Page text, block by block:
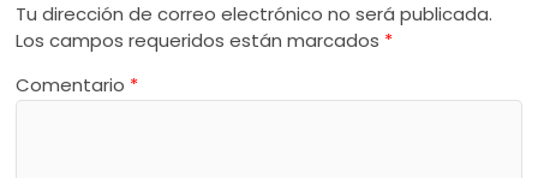
Tu dirección de correo electrónico no será publicada.
Los campos requeridos están marcados *
Comentario *